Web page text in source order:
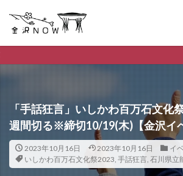
「手話狂言」いしかわ百万石文化
週間切る※締切10/19(木)【金沢イ
2023年10月16日 2023年10月16日
イ
いしかわ百万石文化祭2023, 手話狂言, 石川県立